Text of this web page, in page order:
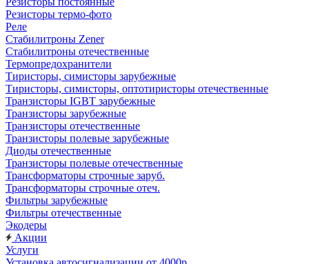
Резисторы термо-фото
Реле
Стабилитроны Zener
Стабилитроны отечественные
Термопредохранители
Тиристоры, симисторы зарубежные
Тиристоры, симисторы, оптотиристоры отечественные
Транзисторы IGBT зарубежные
Транзисторы зарубежные
Транзисторы отечественные
Транзисторы полевые зарубежные
Диоды отечественные
Транзисторы полевые отечественные
Трансформаторы строчные заруб.
Трансформаторы строчные отеч.
Фильтры зарубежные
Фильтры отечественные
Экодеры
Акции
Услуги